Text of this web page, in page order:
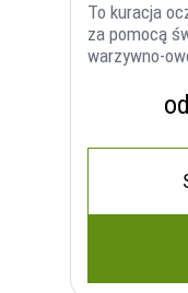
To kuracja
za pomocą
warzywno-